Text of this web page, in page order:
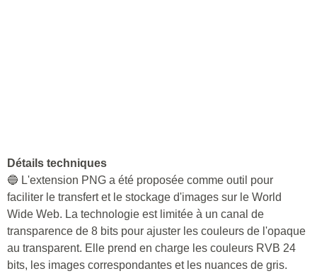
Détails techniques
🔵 L'extension PNG a été proposée comme outil pour
faciliter le transfert et le stockage d'images sur le World
Wide Web. La technologie est limitée à un canal de
transparence de 8 bits pour ajuster les couleurs de l'opaque
au transparent. Elle prend en charge les couleurs RVB 24
bits, les images correspondantes et les nuances de gris.